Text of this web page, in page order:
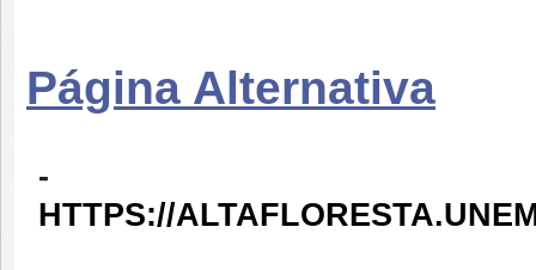
Página Alternativa
-
HTTPS://